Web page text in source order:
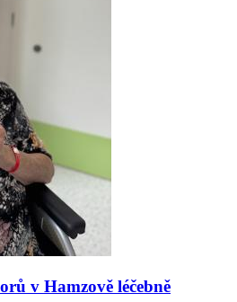
v Hamzově léčebně